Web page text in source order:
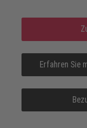
Erfahren Sie